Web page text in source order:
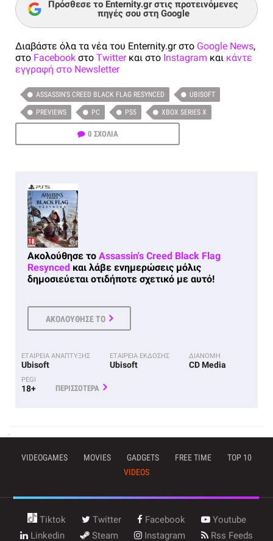
Πρόσθεσε το Enternity.gr στις προτεινόμενες
πηγές σου στη Google
Διαβάστε όλα τα νέα του Enternity.gr στο Google News,
στο Facebook στο Twitterκαι στο Instagram και κάντε
εγγραφή στο Newsletter
ASSASSIN'S CREED BLACK FLAG RESYNCED UBISOFT
PREVIEWS PC PS5 XBOX SERIES X
0 ΣΧΟΛΙΑ
Ακολούθησε το Assassin's Creed Black Flag
Resynced και λάβε ενημερώσεις μόλις
δημοσιεύεται οτιδήποτε σχετικό με αυτό!
ΑΚΟΛΟΥΘΗΣΕ ΤΟ
ΕΤΑΙΡΕΙΑ ΑΝΑΠΤΥΞΗΣ
Ubisoft
ΕΤΑΙΡΕΙΑ ΕΚΔΟΣΗΣ
Ubisoft
ΔΙΑΝΟΜΗ
CD Media
PEGI
18+ ΠΕΡΙΣΣΟΤΕΡΑ
VIDEOGAMES MOVIES GADGETS FREE TIME
TOP 10
VIDEOS
Tiktok Twitter Facebook
Youtube
Linkedin
Steam Instagram Rss Feeds